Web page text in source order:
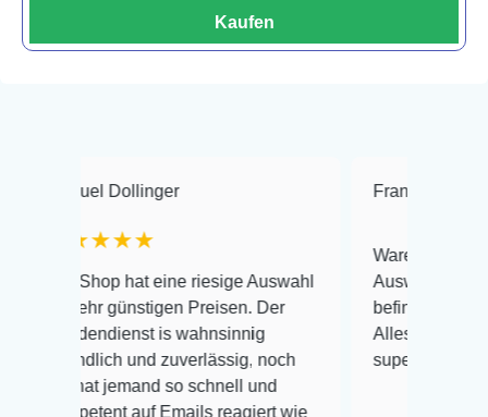
Kaufen
hat eine riesige Auswahl
Preisen. Der
is wahnsinnig
und zuverlässig, noch
so schnell und
auf Emails reagiert wie
Frank Hackmayer
Warenanlieferung Top und
Auswahl plus
befinden der Fische
Alles ist quick lebendig und
super Zustand. Gerne